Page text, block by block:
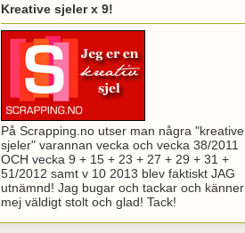
Kreative sjeler x 9!
På Scrapping.no utser man några "kreative
sjeler" varannan vecka och vecka 38/2011
OCH vecka 9 + 15 + 23 + 27 + 29 + 31 +
51/2012 samt v 10 2013 blev faktiskt JAG
utnämnd! Jag bugar och tackar och känner
mej väldigt stolt och glad! Tack!